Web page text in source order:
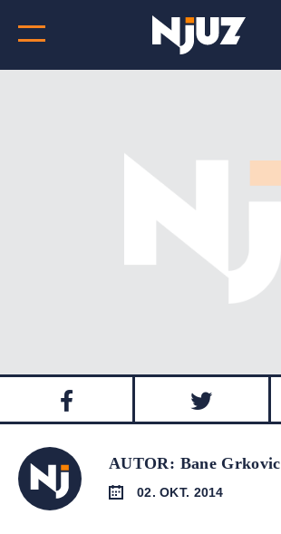
AUTOR: Bane Grkovic
02. OKT. 2014